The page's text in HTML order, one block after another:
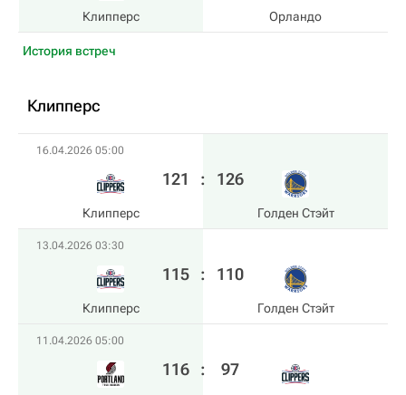
Клипперс Орландо
История встреч
Клипперс
16.04.2026 05:00
Клипперс
121 : 126
Голден Стэйт
13.04.2026 03:30
Клипперс
115 : 110
Голден Стэйт
11.04.2026 05:00
116 : 97